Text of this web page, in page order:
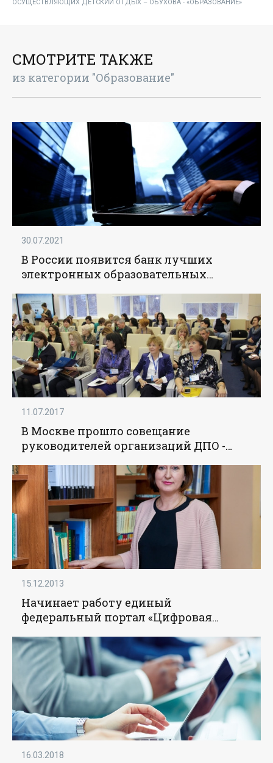
ОСУЩЕСТВЛЯЮЩИХ ДЕТСКИЙ ОТДЫХ – ОБУХОВА - «ОБРАЗОВАНИЕ»
СМОТРИТЕ ТАКЖЕ
из категории "Образование"
30.07.2021
В России появится банк лучших
электронных образовательных
11.07.2017
В Москве прошло совещание
руководителей организаций ДПО -
15.12.2013
Начинает работу единый
федеральный портал «Цифровая
«Образование»
16.03.2018